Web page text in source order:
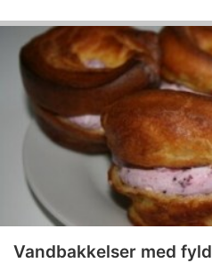
Vandbakkelser med fyld